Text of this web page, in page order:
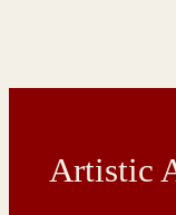
Artistic